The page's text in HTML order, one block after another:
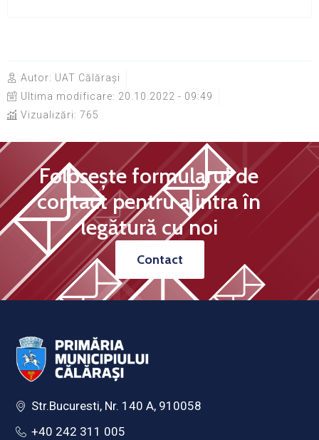
Autor: UAT Călărași
Ultima modificare: 20.10.2022 - 09:49
Vizualizări: 765
Folosește formularul de
contact pentru a intra în
legătură cu noi
Contact
Str.Bucuresti, Nr. 140 A, 910058
+40 242 311 005